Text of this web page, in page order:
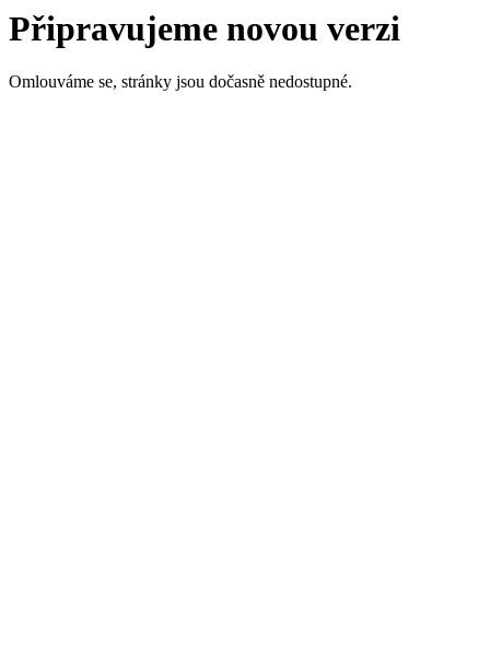
Připravujeme novou verzi
Omlouváme se, stránky jsou dočasně nedostupné.